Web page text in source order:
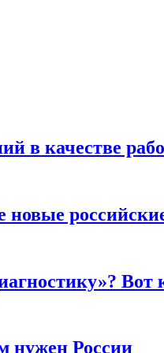
в качестве
новые
Вот
нужен России